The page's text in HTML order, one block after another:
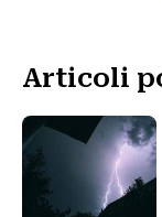
Articoli